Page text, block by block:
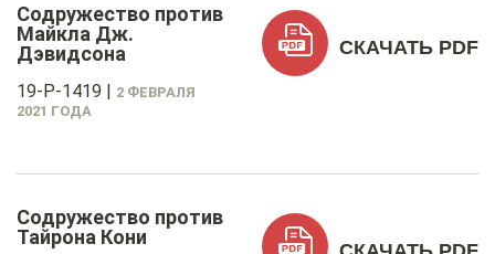
Содружество против
Майкла Дж.
Дэвидсона
19-P-1419 | 2 ФЕВРАЛЯ
2021 ГОДА
СКАЧАТЬ PDF
Содружество против
Тайрона Кони